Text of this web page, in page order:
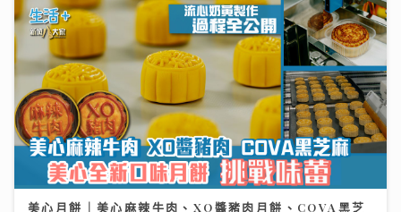
美心月餅｜美心麻辣牛肉、XO醬豬肉月餅、COVA黑芝